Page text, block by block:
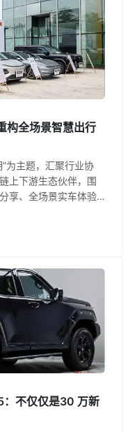
构全场景智慧出行
为主题，汇聚行业协
上下游生态伙伴，围
享、全场景实车体验
HiCar标杆级的
HiCar在芯片、开发、
力。
不仅仅是30 万新